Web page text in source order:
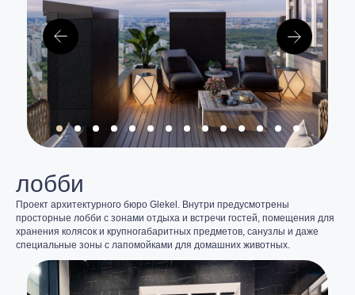
лобби
Проект архитектурного бюро Glekel. Внутри предусмотрены
просторные лобби с зонами отдыха и встречи гостей, помещения для
хранения колясок и крупногабаритных предметов, санузлы и даже
специальные зоны с лапомойками для домашних животных.